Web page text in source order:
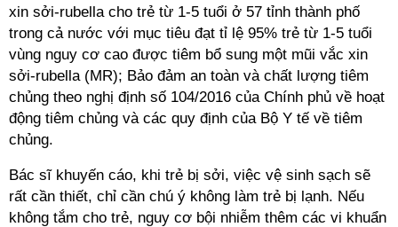
xin sởi-rubella cho trẻ từ 1-5 tuổi ở 57 tỉnh thành phố
trong cả nước với mục tiêu đạt tỉ lệ 95% trẻ từ 1-5 tuổi
vùng nguy cơ cao được tiêm bổ sung một mũi vắc xin
sởi-rubella (MR); Bảo đảm an toàn và chất lượng tiêm
chủng theo nghị định số 104/2016 của Chính phủ về hoạt
động tiêm chủng và các quy định của Bộ Y tế về tiêm
chủng.
Bác sĩ khuyến cáo, khi trẻ bị sởi, việc vệ sinh sạch sẽ
rất cần thiết, chỉ cần chú ý không làm trẻ bị lạnh. Nếu
không tắm cho trẻ, nguy cơ bội nhiễm thêm các vi khuẩn